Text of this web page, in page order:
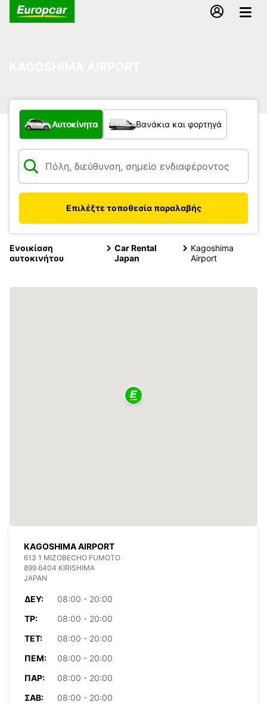
Τι τύπος οχήματος;
Αυτοκίνητα Βανάκια και φορτηγά
Επιλέξτε τοποθεσία παραλαβής
Ενοικίαση
αυτοκινήτου
Car Rental
Japan
Kagoshima
Airport
KAGOSHIMA AIRPORT
613 1 MIZOBECHO FUMOTO
899 6404 KIRISHIMA
JAPAN
ΔΕΥ:
08:00 - 20:00
ΤΡ:
08:00 - 20:00
ΤΕΤ:
08:00 - 20:00
ΠΈΜ:
08:00 - 20:00
ΠΑΡ:
08:00 - 20:00
ΣΆΒ:
08:00 - 20:00